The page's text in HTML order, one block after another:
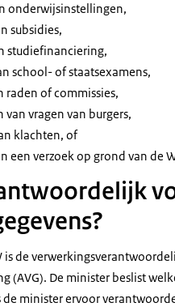
onderwijsinstellingen,
subsidies,
studiefinanciering,
school- of staatsexamens,
raden of commissies,
vragen van burgers,
klachten, of
een verzoek op grond van de
is de
(AVG). De minister beslist
de minister ervoor